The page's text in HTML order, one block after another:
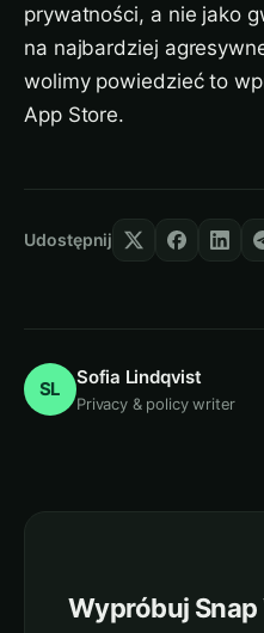
prywatności, a nie jako
na najbardziej
wolimy powiedzieć to
App Store.
Udostępnij
SL
Sofia Lindqvist
Privacy & policy writer
Wypróbuj Snap